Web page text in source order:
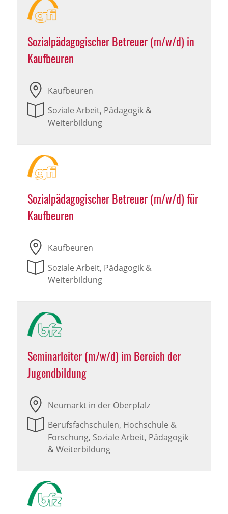
Sozialpädagogischer Betreuer (m/w/d) in
Kaufbeuren
Kaufbeuren
Soziale Arbeit, Pädagogik &
Weiterbildung
Sozialpädagogischer Betreuer (m/w/d) für
Kaufbeuren
Kaufbeuren
Soziale Arbeit, Pädagogik &
Weiterbildung
Seminarleiter (m/w/d) im Bereich der
Jugendbildung
Neumarkt in der Oberpfalz
Berufsfachschulen, Hochschule &
Forschung, Soziale Arbeit, Pädagogik
& Weiterbildung